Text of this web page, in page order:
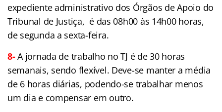
expediente administrativo dos Órgãos de Apoio do
Tribunal de Justiça, é das 08h00 às 14h00 horas,
de segunda a sexta-feira.
8-A jornada de trabalho no TJ é de 30 horas
semanais, sendo flexível. Deve-se manter a média
de 6 horas diárias, podendo-se trabalhar menos
um dia e compensar em outro.